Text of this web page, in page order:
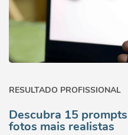
RESULTADO PROFISSIONAL
Descubra 15
fotos mais realistas